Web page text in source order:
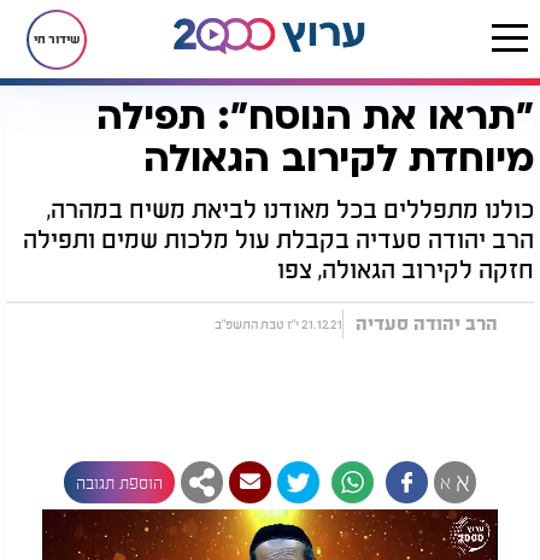
שידור חי
דף הבית יהדות "תראו את הנוסח": תפילה מיוחדת לקירוב הגאולה
"תראו את הנוסח": תפילה
מיוחדת לקירוב הגאולה
כולנו מתפללים בכל מאודנו לביאת משיח במהרה,
הרב יהודה סעדיה בקבלת עול מלכות שמים ותפילה
חזקה לקירוב הגאולה, צפו
הרב יהודה סעדיה 21.12.21 י"ז טבת התשפ"ב
א א הוספת תגובה